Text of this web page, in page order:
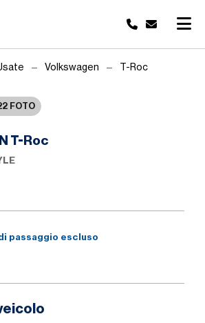
Volkswagen T-Roc
FOTO
T-Roc
passaggio escluso